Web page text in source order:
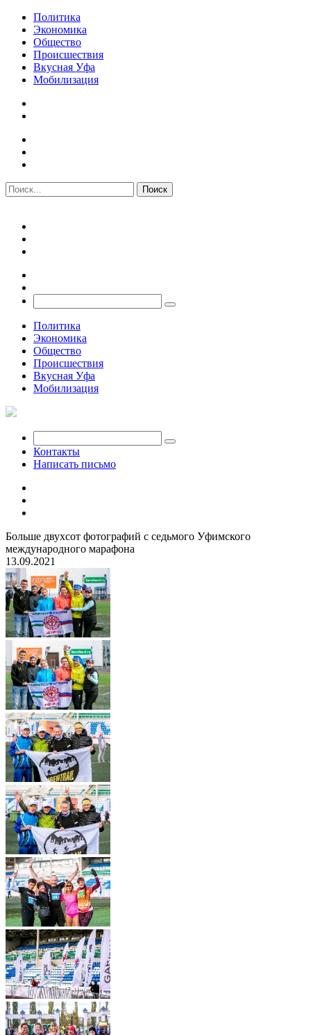
Политика
Экономика
Общество
Происшествия
Вкусная Уфа
Мобилизация
Политика
Экономика
Общество
Происшествия
Вкусная Уфа
Мобилизация
Контакты
Написать письмо
Больше двухсот фотографий с седьмого Уфимского
международного марафона
13.09.2021